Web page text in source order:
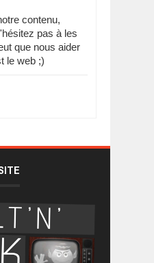
contenu,
pas à les
que nous aider
le web ;)